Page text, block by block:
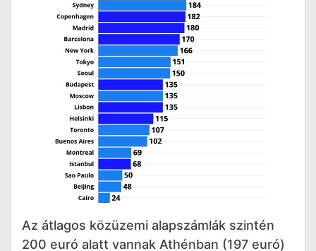
Az átlagos közüzemi alapszámlák szintén
200 euró alatt vannak Athénban (197 euró)